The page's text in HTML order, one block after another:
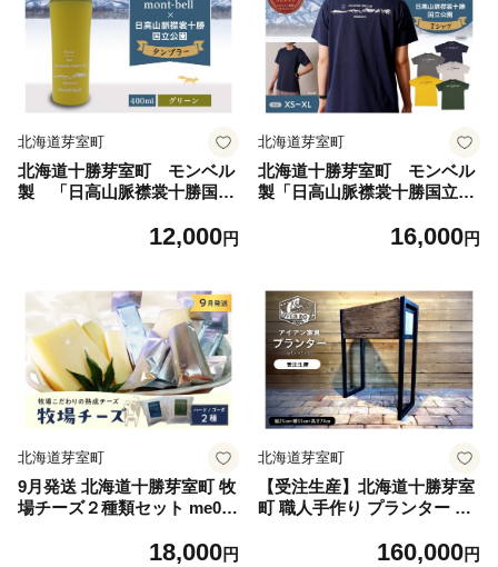
北海道芽室町
北海道十勝芽室町 モンベル
製 「日高山脈襟裳十勝国立
【グリーン】 me003-129c-
イン グラス
12,000円
北海道芽室町
北海道十勝芽室町 モンベル
製「日高山脈襟裳十勝国立公
ゴ【選べるサイズ・カラー】
道
16,000円
北海道芽室町
9月発送 北海道十勝芽室町 牧
場チーズ２種類セット me020
町 クリーミー フォンデュ サ
18,000円
北海道芽室町
【受注生産】北海道十勝芽室
町 職人手作り プランター me
技 手作り手づくり 日用品 贈
160,000円